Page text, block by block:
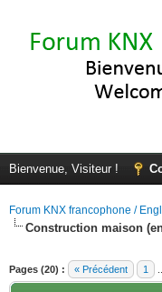
Bienvenue, Visiteur !
Forum KNX francophone /
Construction maison
Pages (20) : « Précédent 1